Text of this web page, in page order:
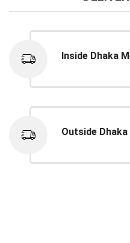
Inside Dhaka
Outside